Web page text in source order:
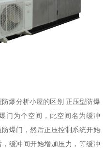
爆分析小屋的区别 正压型防爆
门为个空间，此空间名为缓冲
爆门，然后正压控制系统开始
缓冲间开始增加压力，等缓冲